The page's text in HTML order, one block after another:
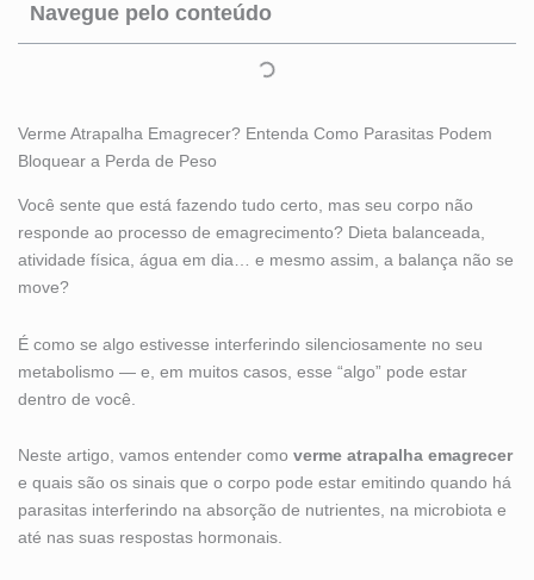
Navegue pelo conteúdo
Verme Atrapalha Emagrecer? Entenda Como Parasitas Podem
Bloquear a Perda de Peso
Você sente que está fazendo tudo certo, mas seu corpo não
responde ao processo de emagrecimento? Dieta balanceada,
atividade física, água em dia… e mesmo assim, a balança não se
move?
É como se algo estivesse interferindo silenciosamente no seu
metabolismo — e, em muitos casos, esse “algo” pode estar
dentro de você.
Neste artigo, vamos entender como verme atrapalha emagrecer
e quais são os sinais que o corpo pode estar emitindo quando há
parasitas interferindo na absorção de nutrientes, na microbiota e
até nas suas respostas hormonais.